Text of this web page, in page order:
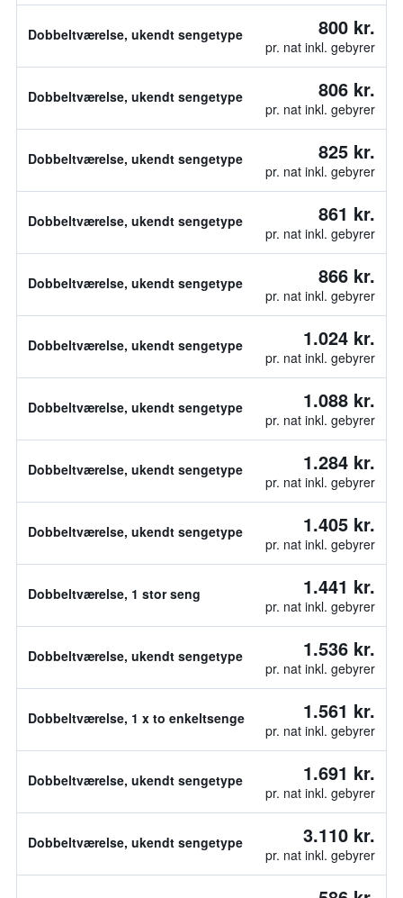
Dobbeltværelse, ukendt sengetype 800 kr.
pr. nat inkl. gebyrer
Dobbeltværelse, ukendt sengetype 806 kr.
pr. nat inkl. gebyrer
Dobbeltværelse, ukendt sengetype 825 kr.
pr. nat inkl. gebyrer
Dobbeltværelse, ukendt sengetype 861 kr.
pr. nat inkl. gebyrer
Dobbeltværelse, ukendt sengetype 866 kr.
pr. nat inkl. gebyrer
Dobbeltværelse, ukendt sengetype 1.024 kr.
pr. nat inkl. gebyrer
Dobbeltværelse, ukendt sengetype 1.088 kr.
pr. nat inkl. gebyrer
Dobbeltværelse, ukendt sengetype 1.284 kr.
pr. nat inkl. gebyrer
Dobbeltværelse, ukendt sengetype 1.405 kr.
pr. nat inkl. gebyrer
Dobbeltværelse, 1 stor seng 1.441 kr.
pr. nat inkl. gebyrer
Dobbeltværelse, ukendt sengetype 1.536 kr.
pr. nat inkl. gebyrer
Dobbeltværelse, 1 x to enkeltsenge 1.561 kr.
pr. nat inkl. gebyrer
Dobbeltværelse, ukendt sengetype 1.691 kr.
pr. nat inkl. gebyrer
Dobbeltværelse, ukendt sengetype 3.110 kr.
pr. nat inkl. gebyrer